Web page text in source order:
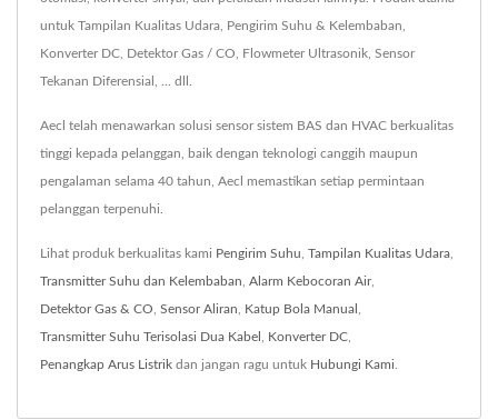
untuk Tampilan Kualitas Udara, Pengirim Suhu & Kelembaban,
Konverter DC, Detektor Gas / CO, Flowmeter Ultrasonik, Sensor
Tekanan Diferensial, ... dll.
Aecl telah menawarkan solusi sensor sistem BAS dan HVAC berkualitas
tinggi kepada pelanggan, baik dengan teknologi canggih maupun
pengalaman selama 40 tahun, Aecl memastikan setiap permintaan
pelanggan terpenuhi.
Lihat produk berkualitas kami Pengirim Suhu Tampilan Kualitas Udara
Transmitter Suhu dan Kelembaban Alarm Kebocoran Air,
Detektor Gas & CO Sensor Aliran Katup Bola Manual
Transmitter Suhu Terisolasi Dua Kabel Konverter DC
Penangkap Arus Listrik dan jangan ragu untuk Hubungi Kami